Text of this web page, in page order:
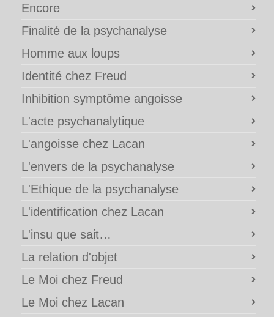
Encore
Finalité de la psychanalyse
Homme aux loups
Identité chez Freud
Inhibition symptôme angoisse
L'acte psychanalytique
L'angoisse chez Lacan
L'envers de la psychanalyse
L'Ethique de la psychanalyse
L'identification chez Lacan
L'insu que sait…
La relation d'objet
Le Moi chez Freud
Le Moi chez Lacan